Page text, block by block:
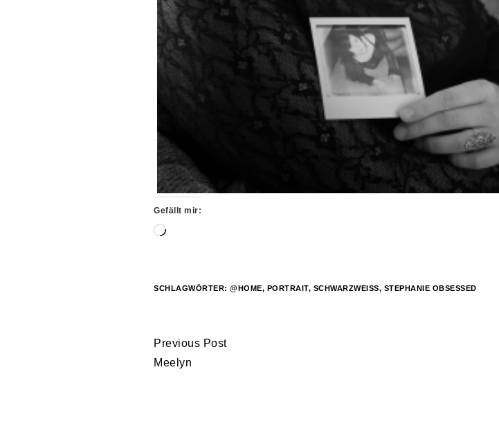
Gefällt mir:
Wird
SCHLAGWÖRTER: @HOME, PORTRAIT, SCHWARZWEISS , STEPHANIE OBSESSED
Continue
Reading
Previous Post
Meelyn